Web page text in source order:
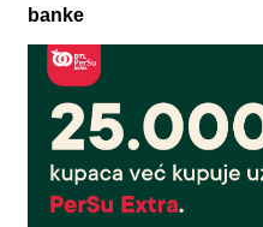
banke